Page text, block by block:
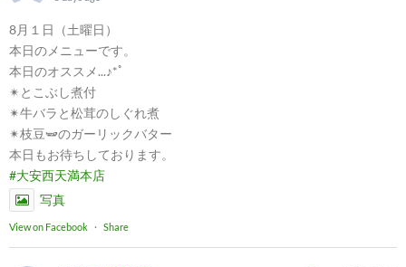
8月１日（土曜日）
本日のメニューです。
本日のオススメ...♪*ﾟ
✴︎とこぶし煮付
✴︎牛バラと松茸のしぐれ煮
✴︎枝豆🫛のガーリックバター
本日もお待ちしております。
#大安西天満本店
写真
View on Facebook · Share